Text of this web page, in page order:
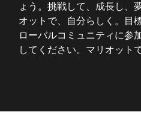
ょう。挑戦して、成長し、
オットで、自分らしく。目
ローバルコミュニティに参
してください。マリオット